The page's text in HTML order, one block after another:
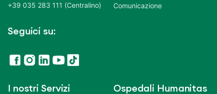
+39 035 283 111 (Centralino)
Seguici su:
Comunicazione
I nostri Servizi Ospedali Humanitas